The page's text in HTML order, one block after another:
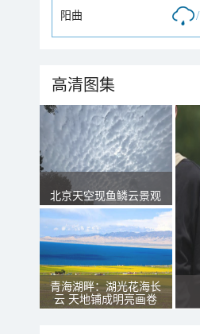
阳曲 /
高清图集
北京天空现鱼鳞云景观
青海湖畔：湖光花海长
云 天地铺成明亮画卷